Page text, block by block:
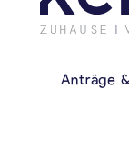
Anträge